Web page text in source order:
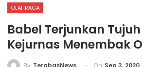
OLAHRAGA
Babel Terjunkan
Kejurnas Menembak
On Sep 3, 2020